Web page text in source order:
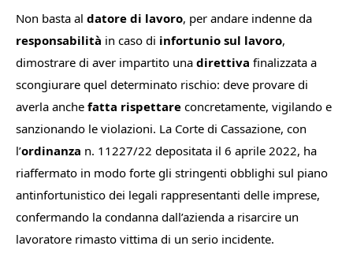
Non basta al datore di lavoro, per andare indenne da
responsabilità in caso di infortunio sul lavoro,
dimostrare di aver impartito una direttiva finalizzata a
scongiurare quel determinato rischio: deve provare di
averla anche fatta rispettare concretamente, vigilando e
sanzionando le violazioni. La Corte di Cassazione, con
l’ordinanza n. 11227/22 depositata il 6 aprile 2022, ha
riaffermato in modo forte gli stringenti obblighi sul piano
antinfortunistico dei legali rappresentanti delle imprese,
confermando la condanna dall’azienda a risarcire un
lavoratore rimasto vittima di un serio incidente.